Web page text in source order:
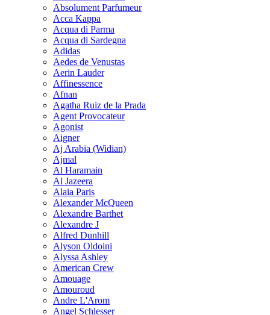
Absolument Parfumeur
Acca Kappa
Acqua di Parma
Acqua di Sardegna
Adidas
Aedes de Venustas
Aerin Lauder
Affinessence
Afnan
Agatha Ruiz de la Prada
Agent Provocateur
Agonist
Aigner
Aj Arabia (Widian)
Ajmal
Al Haramain
Al Jazeera
Alaia Paris
Alexander McQueen
Alexandre Barthet
Alexandre J
Alfred Dunhill
Alyson Oldoini
Alyssa Ashley
American Crew
Amouage
Amouroud
Andre L'Arom
Angel Schlesser